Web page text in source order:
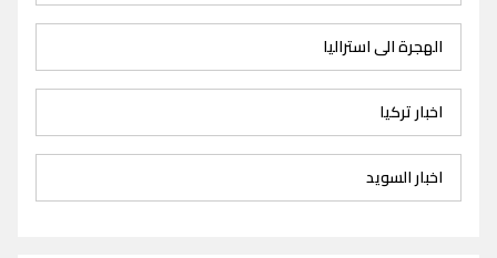
الهجرة الى استراليا
اخبار تركيا
اخبار السويد